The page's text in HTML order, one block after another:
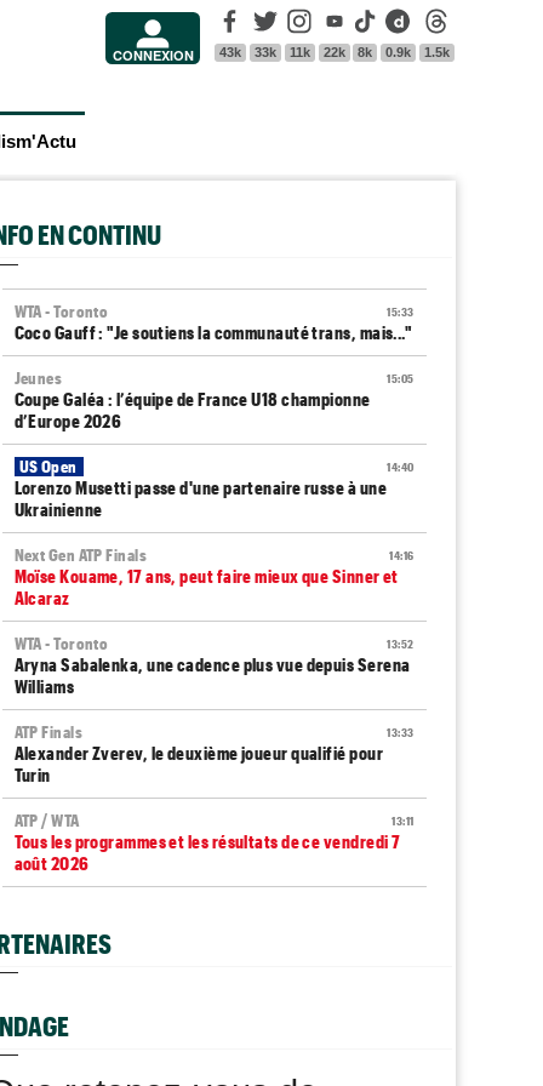
CONNEXION
Facebook
43k
Twitter
33k
Instagram
11k
Youtube
22k
Tik Tok
8k
Dailymotion
0.9k 1.5k
EN CONTINU
15:33
WTA - Toronto
Coco Gauff : "Je soutiens la communauté trans, mais..."
15:05
Jeunes
Coupe Galéa : l’équipe de France U18 championne
d’Europe 2026
14:40
US Open
Lorenzo Musetti passe d'une partenaire russe à une
Ukrainienne
14:16
Next Gen ATP Finals
Moïse Kouame, 17 ans, peut faire mieux que Sinner et
Alcaraz
13:52
WTA - Toronto
Aryna Sabalenka, une cadence plus vue depuis Serena
Williams
13:33
ATP Finals
Alexander Zverev, le deuxième joueur qualifié pour
Turin
13:11
ATP / WTA
Tous les programmes et les résultats de ce vendredi 7
août 2026
mondiale
Rybakina, Andreeva, Osaka, Gauff : horaires et
diffusion TV